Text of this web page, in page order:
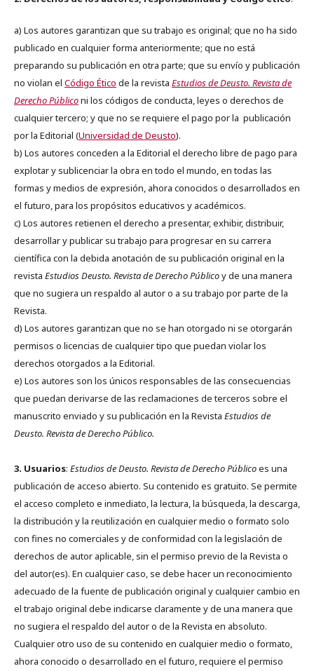
a) Los autores garantizan que su trabajo es original; que no ha sido
publicado en cualquier forma anteriormente; que no está
preparando su publicación en otra parte; que su envío y publicación
no violan el Código Ético de la revista Estudios de Deusto. Revista de
Derecho Públiconi los códigos de conducta, leyes o derechos de
cualquier tercero; y que no se requiere el pago por la publicación
por la Editorial (Universidad de Deusto).
b) Los autores conceden a la Editorial el derecho libre de pago para
explotar y sublicenciar la obra en todo el mundo, en todas las
formas y medios de expresión, ahora conocidos o desarrollados en
el futuro, para los propósitos educativos y académicos.
c) Los autores retienen el derecho a presentar, exhibir, distribuir,
desarrollar y publicar su trabajo para progresar en su carrera
científica con la debida anotación de su publicación original en la
revista Estudios Deusto. Revista de Derecho Públicoy de una manera
que no sugiera un respaldo al autor o a su trabajo por parte de la
Revista.
d) Los autores garantizan que no se han otorgado ni se otorgarán
permisos o licencias de cualquier tipo que puedan violar los
derechos otorgados a la Editorial.
e) Los autores son los únicos responsables de las consecuencias
que puedan derivarse de las reclamaciones de terceros sobre el
manuscrito enviado y su publicación en la Revista Estudios de
Deusto. Revista de Derecho Público.
3. Usuarios: Estudios de Deusto. Revista de Derecho Públicoes una
publicación de acceso abierto. Su contenido es gratuito. Se permite
el acceso completo e inmediato, la lectura, la búsqueda, la descarga,
la distribución y la reutilización en cualquier medio o formato solo
con fines no comerciales y de conformidad con la legislación de
derechos de autor aplicable, sin el permiso previo de la Revista o
del autor(es). En cualquier caso, se debe hacer un reconocimiento
adecuado de la fuente de publicación original y cualquier cambio en
el trabajo original debe indicarse claramente y de una manera que
no sugiera el respaldo del autor o de la Revista en absoluto.
Cualquier otro uso de su contenido en cualquier medio o formato,
ahora conocido o desarrollado en el futuro, requiere el permiso